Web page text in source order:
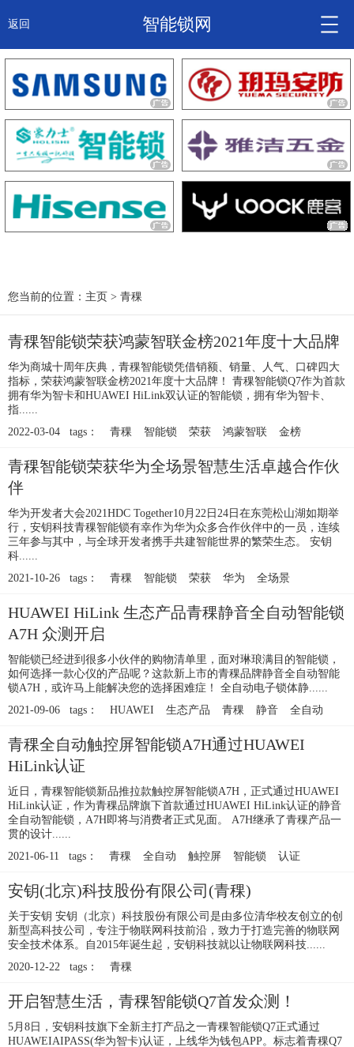
返回 智能锁网
智能锁头条
诚信企业
产品
大咖秀
锁信通
您当前的位置： 主页 > 青稞
青稞智能锁荣获鸿蒙智联金榜2021年度十大品牌
华为商城十周年庆典，青稞智能锁凭借销额、销量、人气、口碑四大
指标，荣获鸿蒙智联金榜2021年度十大品牌！ 青稞智能锁Q7作为首款
拥有华为智卡和HUAWEI HiLink双认证的智能锁，拥有华为智卡、
指......
2022-03-04 tags：
青稞 智能锁 荣获 鸿蒙智联 金榜
青稞智能锁荣获华为全场景智慧生活卓越合作伙
伴
华为开发者大会2021HDC Together10月22日24日在东莞松山湖如期举
行，安钥科技青稞智能锁有幸作为华为众多合作伙伴中的一员，连续
三年参与其中，与全球开发者携手共建智能世界的繁荣生态。 安钥
科......
2021-10-26 tags：
青稞 智能锁 荣获 华为 全场景
HUAWEI HiLink 生态产品青稞静音全自动智能锁
A7H 众测开启
智能锁已经进到很多小伙伴的购物清单里，面对琳琅满目的智能锁，
如何选择一款心仪的产品呢？这款新上市的青稞品牌静音全自动智能
锁A7H，或许马上能解决您的选择困难症！ 全自动电子锁体静......
2021-09-06 tags：
HUAWEI 生态产品 青稞 静音 全自动
青稞全自动触控屏智能锁A7H通过HUAWEI
HiLink认证
近日，青稞智能锁新品推拉款触控屏智能锁A7H，正式通过HUAWEI
HiLink认证，作为青稞品牌旗下首款通过HUAWEI HiLink认证的静音
全自动智能锁，A7H即将与消费者正式见面。 A7H继承了青稞产品一
贯的设计......
2021-06-11 tags：
青稞 全自动 触控屏 智能锁 认证
安钥(北京)科技股份有限公司(青稞)
关于安钥 安钥（北京）科技股份有限公司是由多位清华校友创立的创
新型高科技公司，专注于物联网科技前沿，致力于打造完善的物联网
安全技术体系。自2015年诞生起，安钥科技就以让物联网科技......
2020-12-22 tags：
青稞
开启智慧生活，青稞智能锁Q7首发众测！
5月8日，安钥科技旗下全新主打产品之一青稞智能锁Q7正式通过
HUAWEIAIPASS(华为智卡)认证，上线华为钱包APP。标志着青稞Q7